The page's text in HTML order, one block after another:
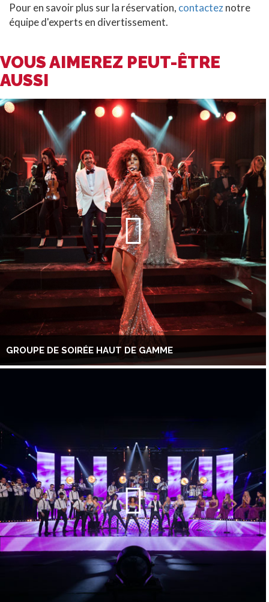
Pour en savoir plus sur la réservation, contacteznotre
équipe d'experts en divertissement.
VOUS AIMEREZ PEUT-ÊTRE
AUSSI
GROUPE DE SOIRÉE HAUT DE GAMME